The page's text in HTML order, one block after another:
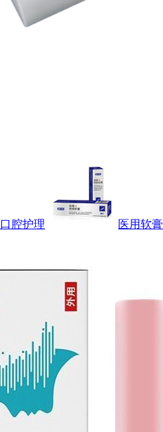
口腔护理 医用软膏